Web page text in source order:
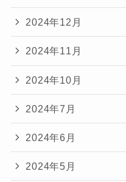
2024年12月
2024年11月
2024年10月
2024年7月
2024年6月
2024年5月